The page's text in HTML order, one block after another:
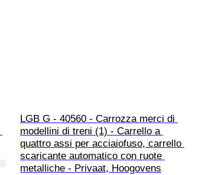
LGB G - 40560 - Carrozza merci di
modellini di treni (1) - Carrello a
quattro assi per acciaiofuso, carrello
scaricante automatico con ruote
metalliche - Privaat, Hoogovens